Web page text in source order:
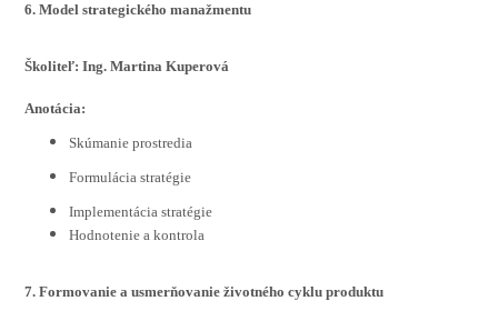
6. Model strategického manažmentu
Školiteľ: Ing. Martina Kuperová
Anotácia:
Skúmanie prostredia
Formulácia stratégie
Implementácia stratégie
Hodnotenie a kontrola
7. Formovanie a usmerňovanie životného cyklu produktu